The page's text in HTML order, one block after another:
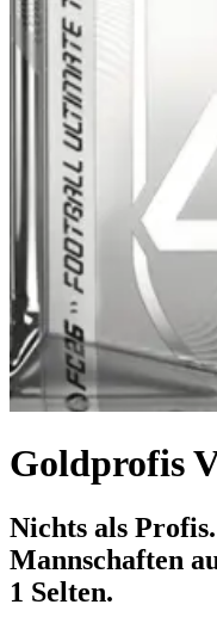
Goldprofis
Nichts als
Mannschaften
1 Selten.